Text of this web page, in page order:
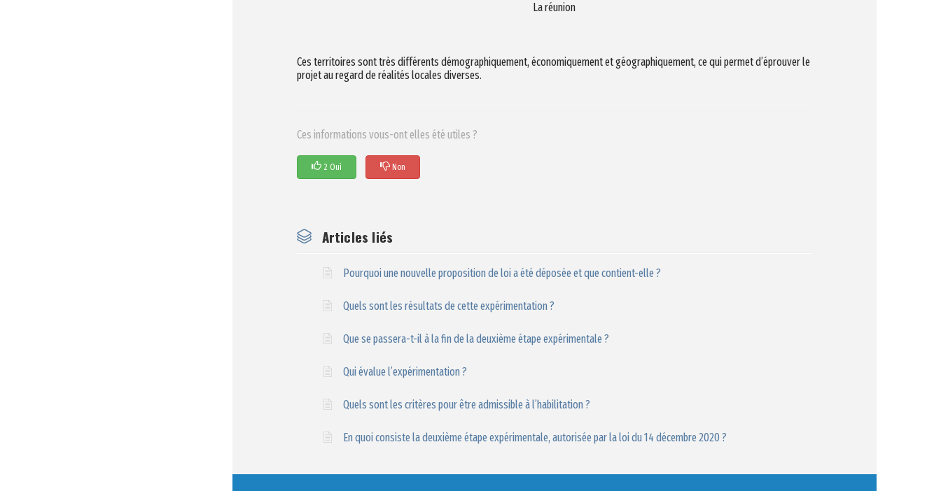
La réunion
Ces territoires sont très différents démographiquement, économiquement et géographiquement, ce qui permet d’éprouver le
projet au regard de réalités locales diverses.
Ces informations vous-ont elles été utiles ?
2 Oui Non
Articles liés
Pourquoi une nouvelle proposition de loi a été déposée et que contient-elle ?
Quels sont les résultats de cette expérimentation ?
Que se passera-t-il à la fin de la deuxième étape expérimentale ?
Qui évalue l’expérimentation ?
Quels sont les critères pour être admissible à l’habilitation ?
En quoi consiste la deuxième étape expérimentale, autorisée par la loi du 14 décembre 2020 ?